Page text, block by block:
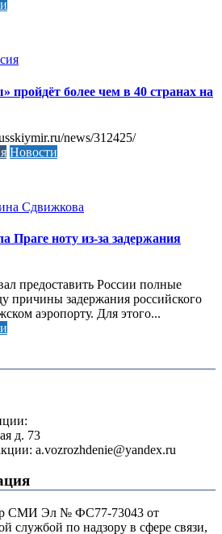
пройдёт более чем в 40 странах на
news/312425/
Новости
Сдвижкова
Праге ноту из-за задержания
предоставить России полные
причины задержания российского
аэропорту. Для этого...
д. 73
a.vozrozhdenie@yandex.ru
СМИ Эл № ФС77-73043 от
службой по надзору в сфере связи,